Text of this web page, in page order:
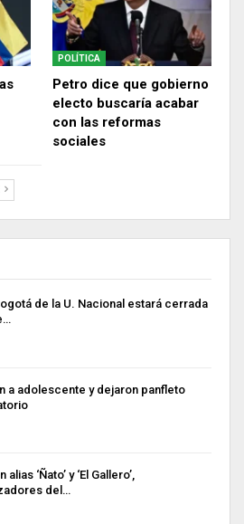
POLÍTICA
Petro dice que gobierno
electo buscaría acabar
con las reformas
sociales
de la U. Nacional estará cerrada
a adolescente y dejaron panfleto
alias ‘Ñato’ y ‘El Gallero’,
del…